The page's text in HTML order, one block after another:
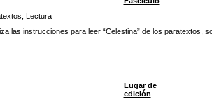
; Lectura
las instrucciones para leer “Celestina” de los paratextos,
Lugar de
edición